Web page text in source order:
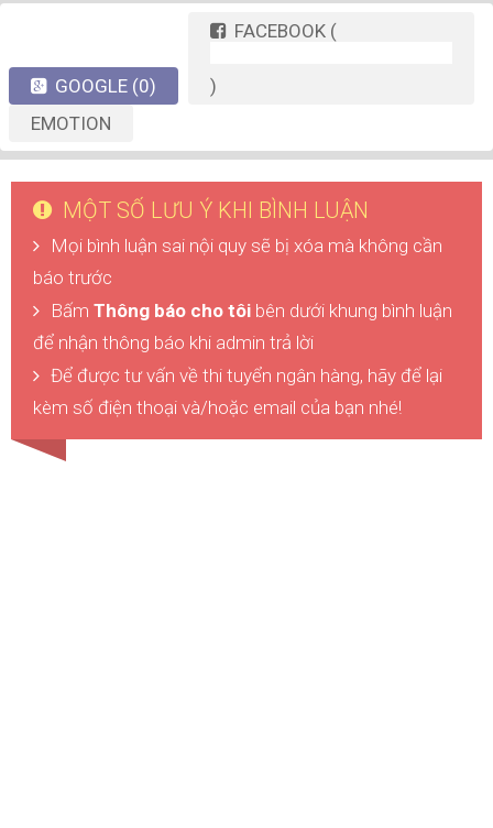
GOOGLE (0)
FACEBOOK (
)
EMOTION
MỘT SỐ LƯU Ý KHI BÌNH LUẬN
Mọi bình luận sai nội quy sẽ bị xóa mà không cần
báo trước
Bấm Thông báo cho tôi bên dưới khung bình luận
để nhận thông báo khi admin trả lời
Để được tư vấn về thi tuyển ngân hàng, hãy để lại
kèm số điện thoại và/hoặc email của bạn nhé!